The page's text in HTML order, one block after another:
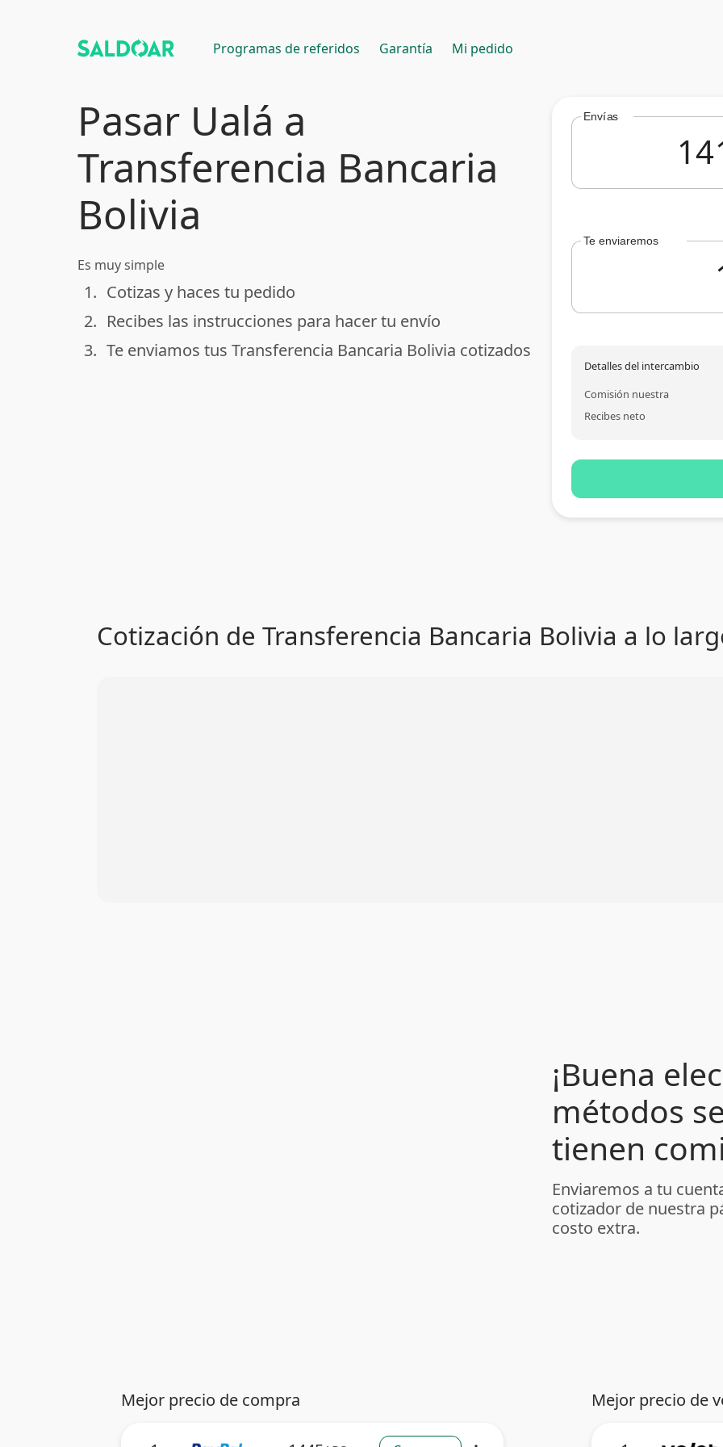
Programas de referidos Garantía Mi pedido
Pasar Ualá a
Transferencia Bancaria
Bolivia
Es muy simple
done
1. Cotizas y haces tu pedido
done
2. Recibes las instrucciones para hacer tu envío
done
3. Te enviamos tus Transferencia Bancaria Bolivia cotizados
Envías
Te enviaremos
Detalles del intercambio
Comisión nuestra
Recibes neto
Cotización de Transferencia Bancaria Bolivia a lo
¡Buena
métodos
tienen
Enviaremos a tu
cotizador de nuestra
costo extra.
Mejor precio de compra Mejor precio de